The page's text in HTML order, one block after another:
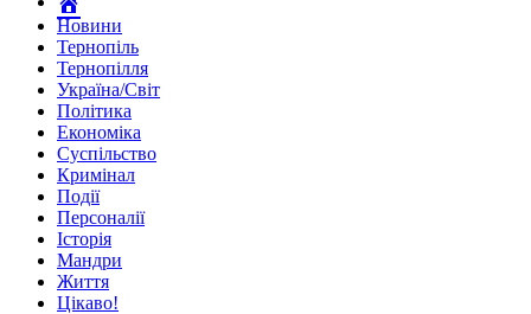
Новини
Тернопіль
Тернопілля
Україна/Світ
Політика
Економіка
Суспільство
Кримінал
Події
Персоналії
Історія
Мандри
Життя
Цікаво!